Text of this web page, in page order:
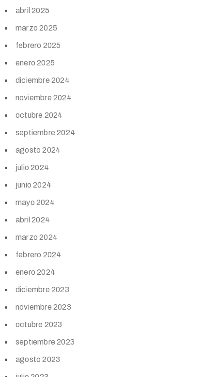
abril 2025
marzo 2025
febrero 2025
enero 2025
diciembre 2024
noviembre 2024
octubre 2024
septiembre 2024
agosto 2024
julio 2024
junio 2024
mayo 2024
abril 2024
marzo 2024
febrero 2024
enero 2024
diciembre 2023
noviembre 2023
octubre 2023
septiembre 2023
agosto 2023